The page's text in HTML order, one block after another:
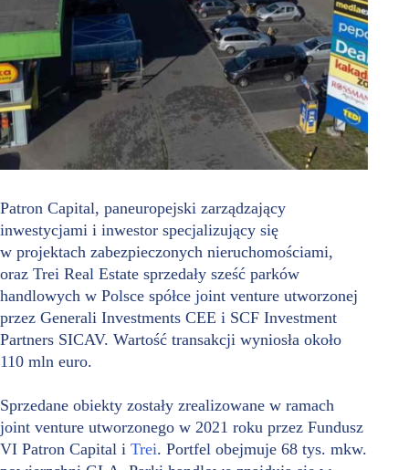
Patron Capital, paneuropejski zarządzający
inwestycjami i inwestor specjalizujący się
w projektach zabezpieczonych nieruchomościami,
oraz Trei Real Estate sprzedały sześć parków
handlowych w Polsce spółce joint venture utworzonej
przez Generali Investments CEE i SCF Investment
Partners SICAV. Wartość transakcji wyniosła około
110 mln euro.
Sprzedane obiekty zostały zrealizowane w ramach
joint venture utworzonego w 2021 roku przez Fundusz
VI Patron Capital i Trei. Portfel obejmuje 68 tys. mkw.